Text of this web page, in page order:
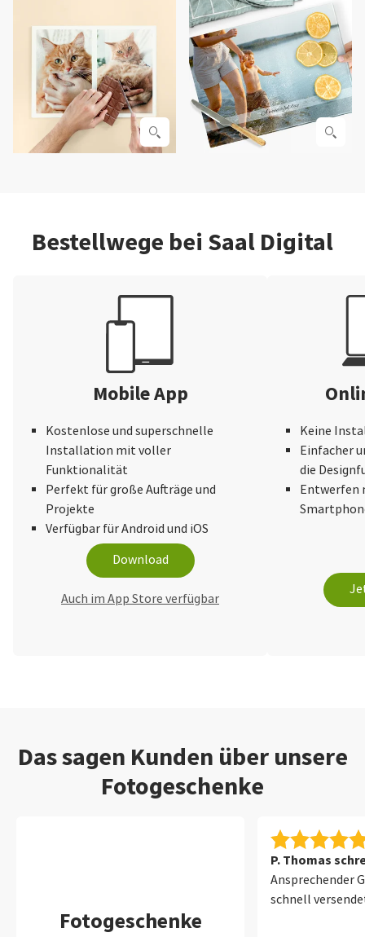
Bestellwege bei Saal Digital
Mobile App
Kostenlose und superschnelle
Installation mit voller
Funktionalität
Perfekt für große Aufträge und
Projekte
Verfügbar für Android und iOS
Download
Auch im App Store verfügbar
Keine
Einfacher
die
Entwerfen
Das sagen Kunden über unsere
Fotogeschenke
Fotogeschenke
P. Thomas
Ansprechender
schnell